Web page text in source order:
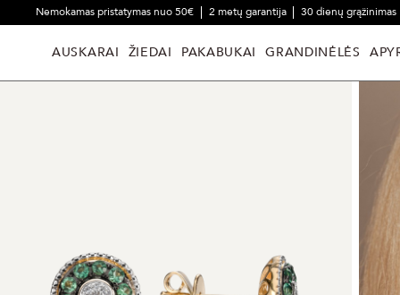
Nemokamas pristatymas nuo 50€ 2 metų garantija 30 dienų grąžinimas
AUSKARAI ŽIEDAI PAKABUKAI GRANDINĖLĖS